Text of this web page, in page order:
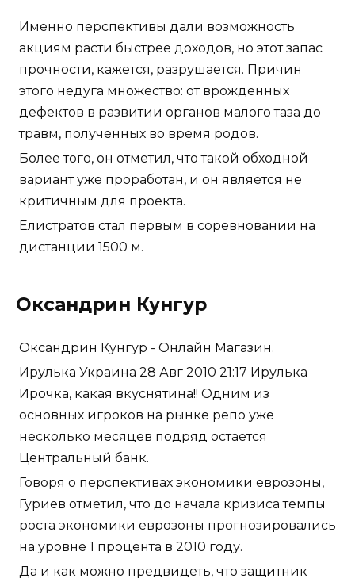
Именно перспективы дали возможность
акциям расти быстрее доходов, но этот запас
прочности, кажется, разрушается. Причин
этого недуга множество: от врождённых
дефектов в развитии органов малого таза до
травм, полученных во время родов.
Более того, он отметил, что такой обходной
вариант уже проработан, и он является не
критичным для проекта.
Елистратов стал первым в соревновании на
дистанции 1500 м.
Оксандрин Кунгур
Оксандрин Кунгур - Онлайн Магазин.
Ирулька Украина 28 Авг 2010 21:17 Ирулька
Ирочка, какая вкуснятина!! Одним из
основных игроков на рынке репо уже
несколько месяцев подряд остается
Центральный банк.
Говоря о перспективах экономики еврозоны,
Гуриев отметил, что до начала кризиса темпы
роста экономики еврозоны прогнозировались
на уровне 1 процента в 2010 году.
Да и как можно предвидеть, что защитник